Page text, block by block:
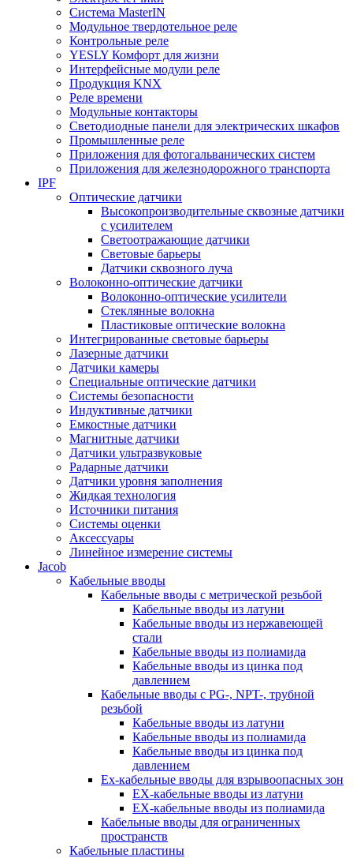
Система MasterIN
Модульное твердотельное реле
Контрольные реле
YESLY Комфорт для жизни
Интерфейсные модули реле
Продукция KNX
Реле времени
Модульные контакторы
Светодиодные панели для электрических шкафов
Промышленные реле
Приложения для фотогальванических систем
Приложения для железнодорожного транспорта
IPF
Оптические датчики
Высокопроизводительные сквозные датчики
с усилителем
Светоотражающие датчики
Световые барьеры
Датчики сквозного луча
Волоконно-оптические датчики
Волоконно-оптические усилители
Стеклянные волокна
Пластиковые оптические волокна
Интегрированные световые барьеры
Лазерные датчики
Датчики камеры
Специальные оптические датчики
Системы безопасности
Индуктивные датчики
Емкостные датчики
Магнитные датчики
Датчики ультразвуковые
Радарные датчики
Датчики уровня заполнения
Жидкая технология
Источники питания
Системы оценки
Аксессуары
Линейное измерение системы
Jacob
Кабельные вводы
Кабельные вводы c метрической резьбой
Кабельные вводы из латуни
Кабельные вводы из нержавеющей
стали
Кабельные вводы из полиамида
Кабельные вводы из цинка под
давлением
Кабельные вводы c PG-, NPT-, трубной
резьбой
Кабельные вводы из латуни
Кабельные вводы из полиамида
Кабельные вводы из цинка под
давлением
Ex-кабельные вводы для взрывоопасных зон
EX-кабельные вводы из латуни
EX-кабельные вводы из полиамида
Кабельные вводы для ограниченных
пространств
Кабельные пластины